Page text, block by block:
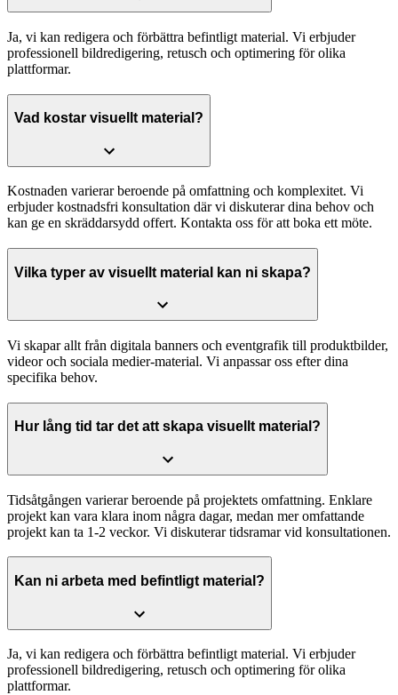
Ja, vi kan redigera och förbättra befintligt material. Vi erbjuder
professionell bildredigering, retusch och optimering för olika
plattformar.
Vad kostar visuellt material?
Kostnaden varierar beroende på omfattning och komplexitet. Vi
erbjuder kostnadsfri konsultation där vi diskuterar dina behov och
kan ge en skräddarsydd offert. Kontakta oss för att boka ett möte.
Vilka typer av visuellt material kan ni skapa?
Vi skapar allt från digitala banners och eventgrafik till produktbilder,
videor och sociala medier-material. Vi anpassar oss efter dina
specifika behov.
Hur lång tid tar det att skapa visuellt material?
Tidsåtgången varierar beroende på projektets omfattning. Enklare
projekt kan vara klara inom några dagar, medan mer omfattande
projekt kan ta 1-2 veckor. Vi diskuterar tidsramar vid konsultationen.
Kan ni arbeta med befintligt material?
Ja, vi kan redigera och förbättra befintligt material. Vi erbjuder
professionell bildredigering, retusch och optimering för olika
plattformar.